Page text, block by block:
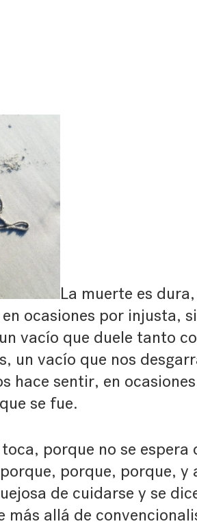
La muerte es dura,
ocasiones por injusta,
vacío que duele tanto
un vacío que nos
hace sentir, en
se fue.
porque no se espera
porque, porque, y
de cuidarse y se
más allá de